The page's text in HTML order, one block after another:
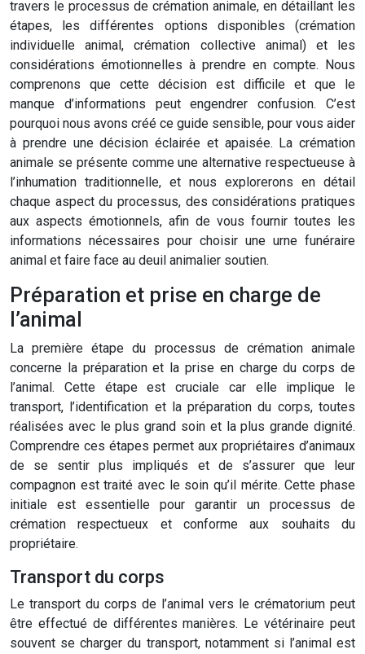
travers le processus de crémation animale, en détaillant les
étapes, les différentes options disponibles (crémation
individuelle animal, crémation collective animal) et les
considérations émotionnelles à prendre en compte. Nous
comprenons que cette décision est difficile et que le
manque d’informations peut engendrer confusion. C’est
pourquoi nous avons créé ce guide sensible, pour vous aider
à prendre une décision éclairée et apaisée. La crémation
animale se présente comme une alternative respectueuse à
l’inhumation traditionnelle, et nous explorerons en détail
chaque aspect du processus, des considérations pratiques
aux aspects émotionnels, afin de vous fournir toutes les
informations nécessaires pour choisir une urne funéraire
animal et faire face au deuil animalier soutien.
Préparation et prise en charge de
l’animal
La première étape du processus de crémation animale
concerne la préparation et la prise en charge du corps de
l’animal. Cette étape est cruciale car elle implique le
transport, l’identification et la préparation du corps, toutes
réalisées avec le plus grand soin et la plus grande dignité.
Comprendre ces étapes permet aux propriétaires d’animaux
de se sentir plus impliqués et de s’assurer que leur
compagnon est traité avec le soin qu’il mérite. Cette phase
initiale est essentielle pour garantir un processus de
crémation respectueux et conforme aux souhaits du
propriétaire.
Transport du corps
Le transport du corps de l’animal vers le crématorium peut
être effectué de différentes manières. Le vétérinaire peut
souvent se charger du transport, notamment si l’animal est